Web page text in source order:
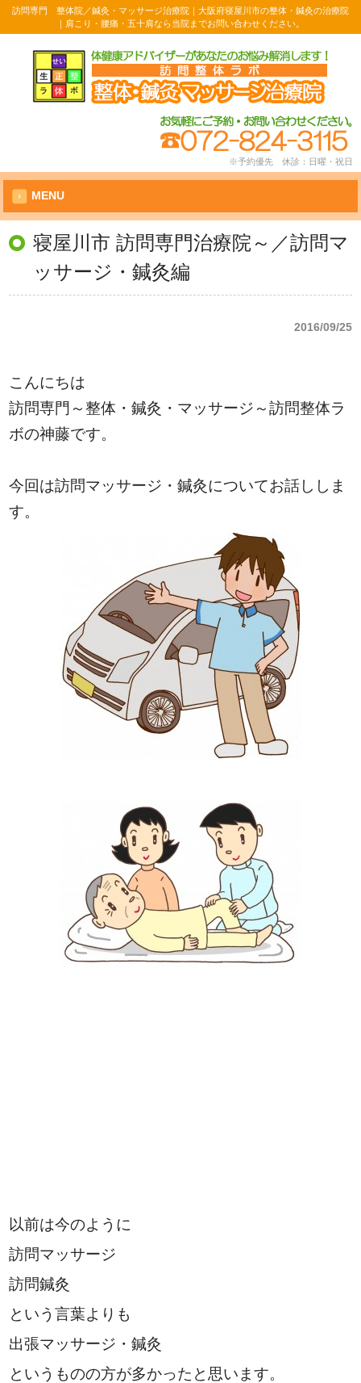
訪問専門 整体院／鍼灸・マッサージ治療院｜大阪府寝屋川市の整体・鍼灸の治療院
｜肩こり・腰痛・五十肩なら当院までお問い合わせください。
※予約優先 休診：日曜・祝日
MENU
寝屋川市 訪問専門治療院～／訪問マ
ッサージ・鍼灸編
2016/09/25
こんにちは
訪問専門～整体・鍼灸・マッサージ～訪問整体ラ
ボの神藤です。
今回は訪問マッサージ・鍼灸についてお話ししま
す。
以前は今のように
訪問マッサージ
訪問鍼灸
という言葉よりも
出張マッサージ・鍼灸
というものの方が多かったと思います。